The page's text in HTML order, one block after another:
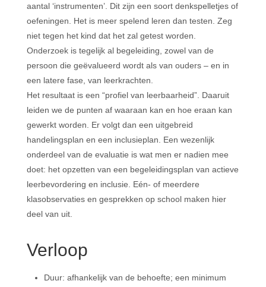
aantal ‘instrumenten’. Dit zijn een soort denkspelletjes of
oefeningen. Het is meer spelend leren dan testen. Zeg
niet tegen het kind dat het zal getest worden.
Onderzoek is tegelijk al begeleiding, zowel van de
persoon die geëvalueerd wordt als van ouders – en in
een latere fase, van leerkrachten.
Het resultaat is een “profiel van leerbaarheid”. Daaruit
leiden we de punten af waaraan kan en hoe eraan kan
gewerkt worden. Er volgt dan een uitgebreid
handelingsplan en een inclusieplan. Een wezenlijk
onderdeel van de evaluatie is wat men er nadien mee
doet: het opzetten van een begeleidingsplan van actieve
leerbevordering en inclusie. Eén- of meerdere
klasobservaties en gesprekken op school maken hier
deel van uit.
Verloop
Duur: afhankelijk van de behoefte; een minimum